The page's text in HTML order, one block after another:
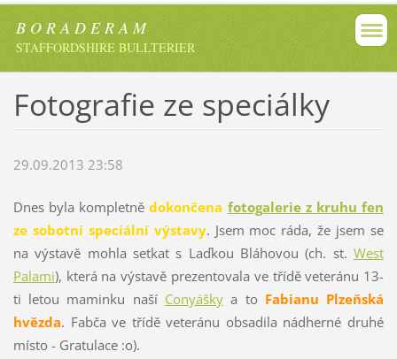
B O R A D E R A M
STAFFORDSHIRE BULLTERIER
Fotografie ze speciálky
29.09.2013 23:58
Dnes byla kompletnědokončena fotogalerie z kruhu fen
ze sobotní speciální výstavy. Jsem moc ráda, že jsem se
na výstavě mohla setkat s Laďkou Bláhovou (ch. st.West
Palami), která na výstavě prezentovala ve třídě veteránu 13-
ti letou maminku naší Conyášky a to Fabianu Plzeňská
hvězda. Fabča ve třídě veteránu obsadila nádherné druhé
místo - Gratulace :o).